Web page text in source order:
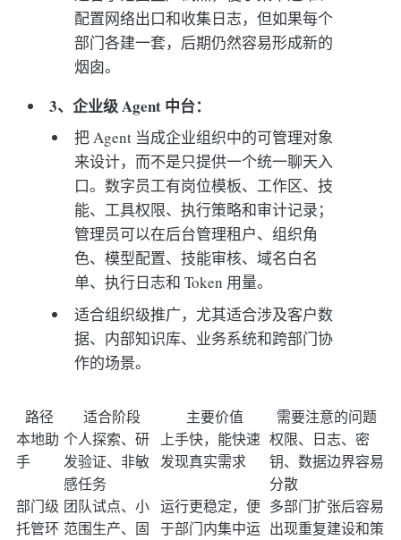
配置网络出口和收集日志，但如果每个
部门各建一套，后期仍然容易形成新的
烟囱。
3、企业级 Agent 中台：
把 Agent 当成企业组织中的可管理对象
来设计，而不是只提供一个统一聊天入
口。数字员工有岗位模板、工作区、技
能、工具权限、执行策略和审计记录；
管理员可以在后台管理租户、组织角
色、模型配置、技能审核、域名白名
单、执行日志和 Token 用量。
适合组织级推广，尤其适合涉及客户数
据、内部知识库、业务系统和跨部门协
作的场景。
路径 适合阶段 主要价值
需要注意的问题
本地助
手
个人探索、研
发验证、非敏
感任务
上手快，能快速
发现真实需求
权限、日志、密
钥、数据边界容易
分散
部门级
托管环
团队试点、小
范围生产、固
运行更稳定，便
于部门内集中运
多部门扩张后容易
出现重复建设和策